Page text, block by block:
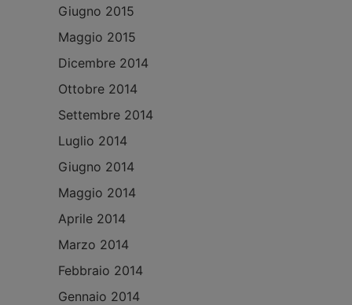
Giugno 2015
Maggio 2015
Dicembre 2014
Ottobre 2014
Settembre 2014
Luglio 2014
Giugno 2014
Maggio 2014
Aprile 2014
Marzo 2014
Febbraio 2014
Gennaio 2014